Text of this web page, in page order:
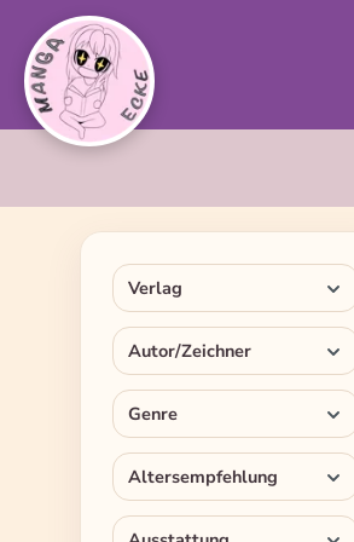
Zur Hauptnavigation springen
Verlag
Autor/Zeichner
Genre
Altersempfehlung